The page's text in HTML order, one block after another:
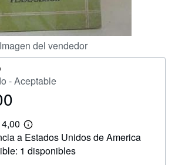
Imagen del vendedor
- Aceptable
Más
información
sobre
las
a Estados Unidos de America
1 disponibles